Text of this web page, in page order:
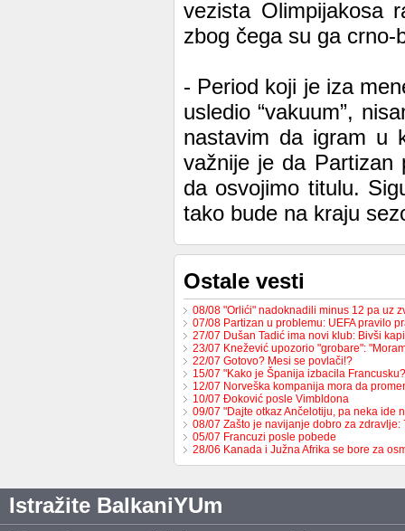
vezista Olimpijakosa
zbog čega su ga crno-
- Period koji je iza
usledio “vakuum”,
nastavim da igram u
važnije je da Partizan
da osvojimo titulu.
tako bude na kraju
Ostale vesti
08/08 "Orlići" nadoknadili minus 12 pa uz
07/08 Partizan u problemu: UEFA pravilo
27/07 Dušan Tadić ima novi klub: Bivši
23/07 Knežević upozorio "grobare":
22/07 Gotovo? Mesi se povlači!?
15/07 "Kako je Španija izbacila
12/07 Norveška kompanija mora da
10/07 Đoković posle Vimbldona
09/07 "Dajte otkaz Ančelotiju, pa neka ide
08/07 Zašto je navijanje dobro za
05/07 Francuzi posle pobede
28/06 Kanada i Južna Afrika se bore za
Istražite BalkaniYUm